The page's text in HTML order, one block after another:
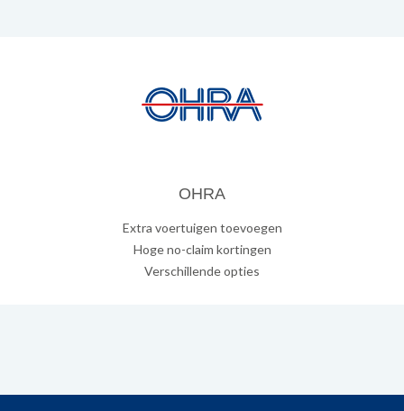
OHRA
Extra voertuigen toevoegen
Hoge no-claim kortingen
Verschillende opties